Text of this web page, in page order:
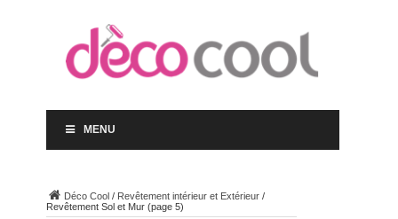
MENU
Déco Cool/ Revêtement intérieur et Extérieur/
Revêtement Sol et Mur(page 5)